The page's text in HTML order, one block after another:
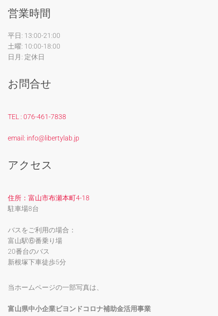
営業時間
平日: 13:00-21:00
土曜: 10:00-18:00
日月: 定休日
お問合せ
TEL : 076-461-7838
email: info@libertylab.jp
アクセス
住所：富山市布瀬本町4-18
駐車場8台
バスをご利用の場合：
富山駅⑥番乗り場
20番台のバス
新根塚下車徒歩5分
当ホームページの一部写真は、
富山県中小企業ビヨンドコロナ補助金活用事業